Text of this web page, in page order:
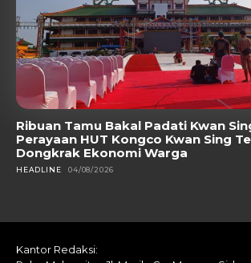
Ribuan Tamu Bakal Padati Kwan
Perayaan HUT Kongco Kwan Sing
Dongkrak Ekonomi Warga
HEADLINE 04/08/2026
Kantor Redaksi: